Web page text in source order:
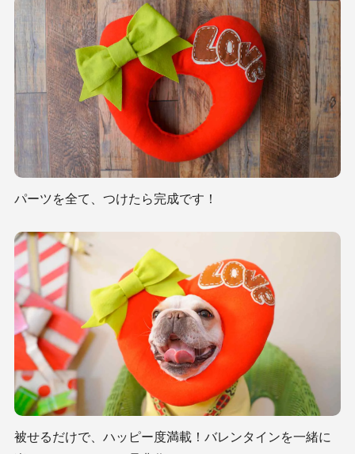
パーツを全て、つけたら完成です！
被せるだけで、ハッピー度満載！バレンタインを一緒に